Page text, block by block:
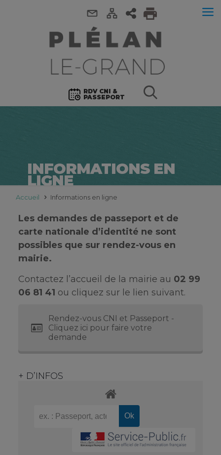
RDV CNI &
PASSEPORT
INFORMATIONS EN
LIGNE
Accueil Informations en ligne
Les demandes de passeport et de
carte nationale d’identité ne sont
possibles que sur rendez-vous en
mairie.
Contactez l’accueil de la mairie au 02 99
06 81 41 ou cliquez sur le lien suivant.
Rendez-vous CNI et Passeport -
Cliquez ici pour faire votre
demande
+ D’INFOS